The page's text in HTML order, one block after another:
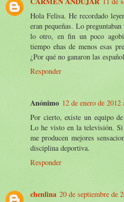
Hola Felisa. He recordado
eran pequeñas. Lo
lo otro, en fin un poco
tiempo ehas de menos esas
¿Por qué no ganaron las
Responder
Anónimo 12 de enero de 2012
Por cierto, existe un equipo
Lo he visto en la televisión. Si
me producen mejores
disciplina deportiva.
Responder
chenlina 20 de septiembre de